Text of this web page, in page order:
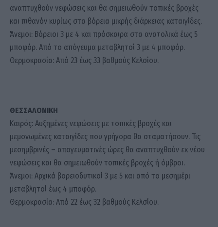
αναπτυχθούν νεφώσεις και θα σημειωθούν τοπικές βροχές
και πιθανόν κυρίως στα βόρεια μικρής διάρκειας καταιγίδες.
Άνεμοι: Βόρειοι 3 με 4 και πρόσκαιρα στα ανατολικά έως 5
μποφόρ. Από το απόγευμα μεταβλητοί 3 με 4 μποφόρ.
Θερμοκρασία: Από 23 έως 33 βαθμούς Κελσίου.
ΘΕΣΣΑΛΟΝΙΚΗ
Καιρός: Αυξημένες νεφώσεις με τοπικές βροχές και
μεμονωμένες καταιγίδες που γρήγορα θα σταματήσουν. Τις
μεσημβρινές – απογευματινές ώρες θα αναπτυχθούν εκ νέου
νεφώσεις και θα σημειωθούν τοπικές βροχές ή όμβροι.
Άνεμοι: Αρχικά βορειοδυτικοί 3 με 5 και από το μεσημέρι
μεταβλητοί έως 4 μποφόρ.
Θερμοκρασία: Από 22 έως 32 βαθμούς Κελσίου.